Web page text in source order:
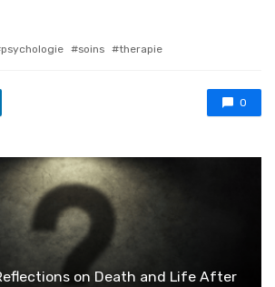
psychologie soins therapie
0
on Death and Life After